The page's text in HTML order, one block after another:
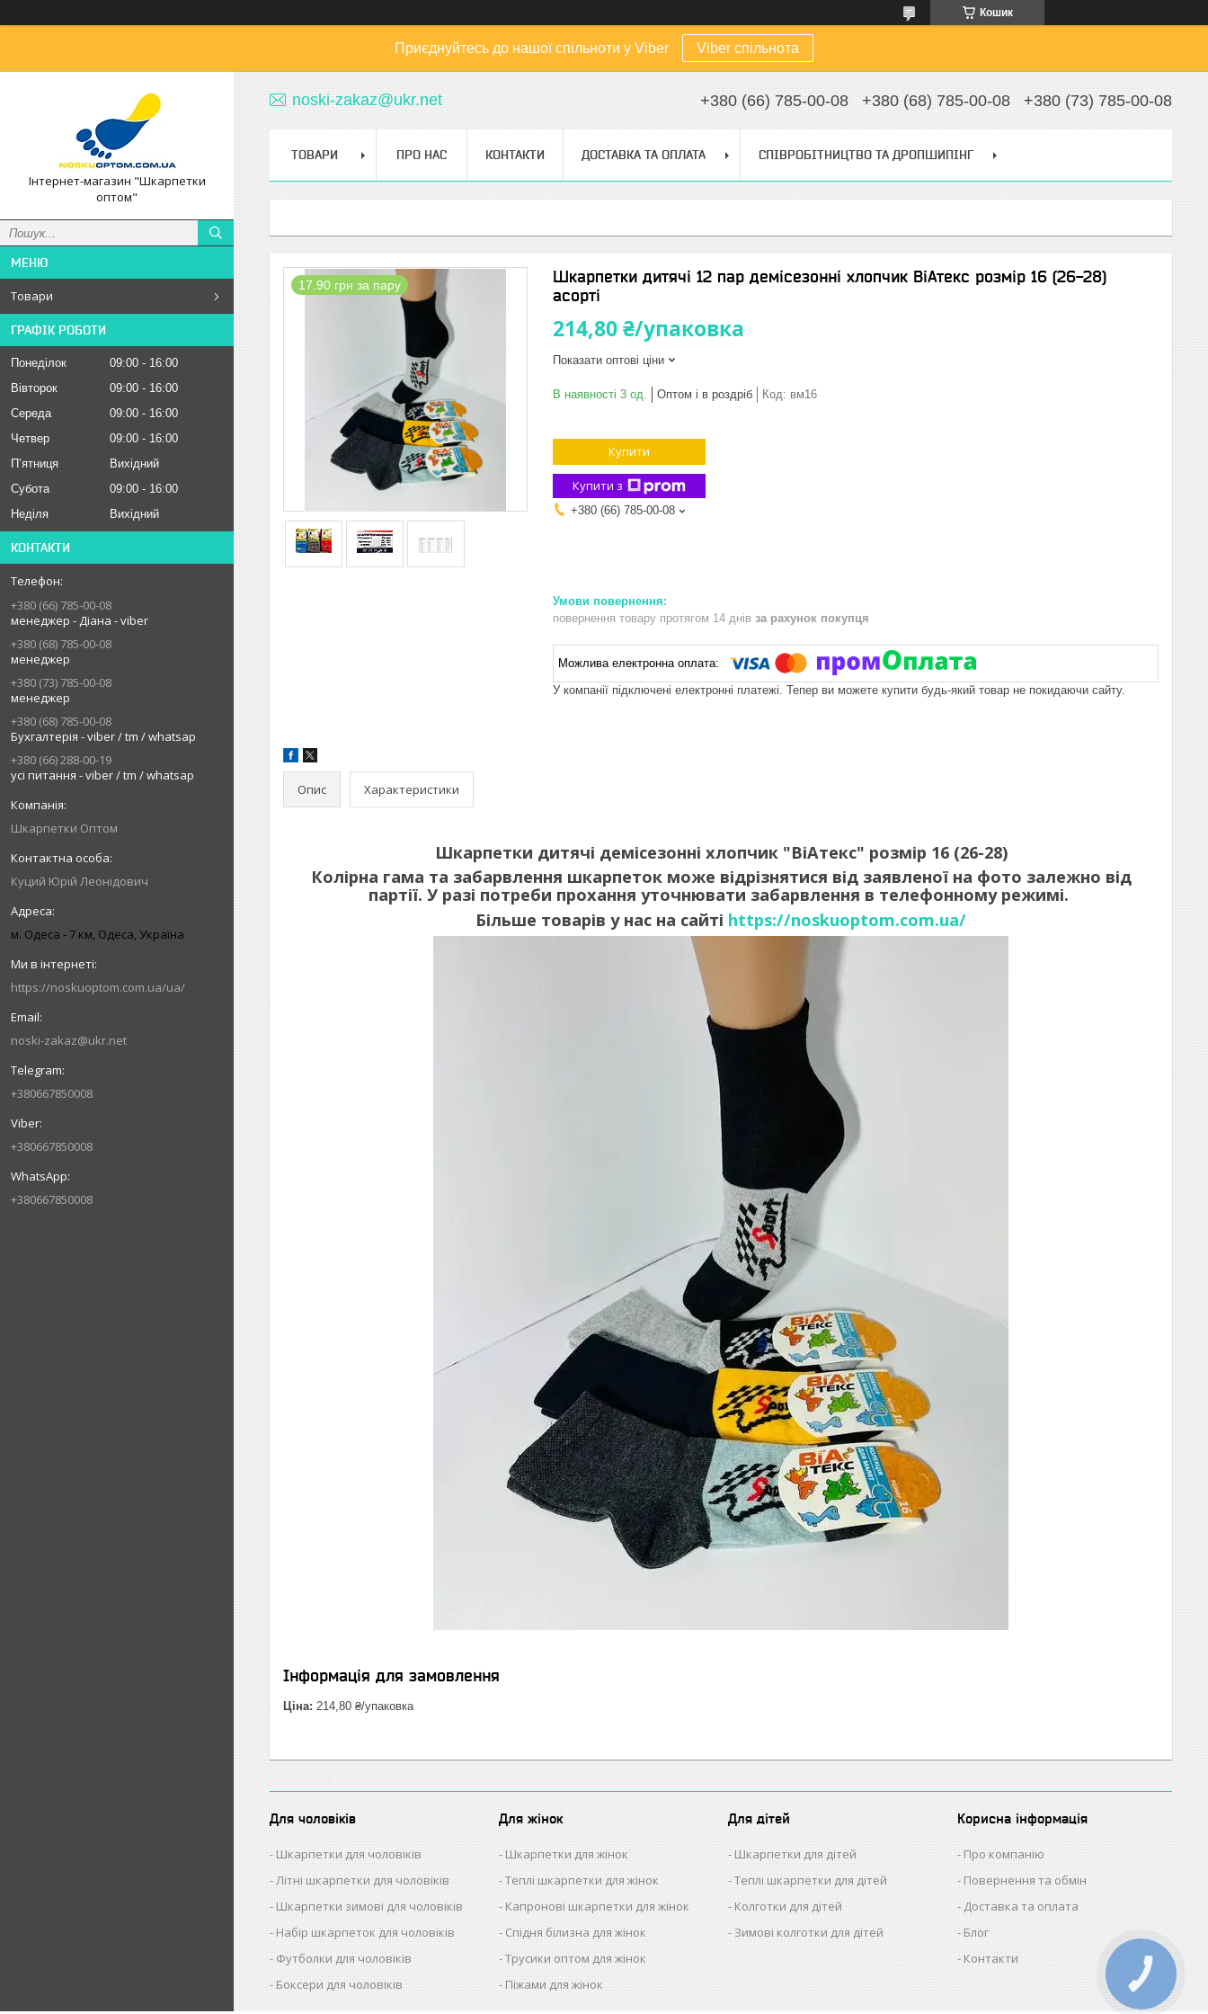
Кошик
Приєднуйтесь до нашої спільноти у Viber Viber спільнота
Інтернет-магазин "Шкарпетки
оптом"
Товари
ГРАФІК РОБОТИ
Понеділок 09:00
16:00
Вівторок
09:00
16:00
Середа
09:00
16:00
Четвер
09:00
16:00
Пʼятниця
Вихідний
Субота
09:00
16:00
Неділя
Вихідний
КОНТАКТИ
+380 (66) 785-00-08
менеджер - Діана - viber
+380 (68) 785-00-08
менеджер
+380 (73) 785-00-08
менеджер
+380 (68) 785-00-08
Бухгалтерія - viber / tm / whatsap
+380 (66) 288-00-19
усі питання - viber / tm / whatsap
Шкарпетки Оптом
Куций Юрій Леонідович
м. Одеса - 7 км, Одеса, Україна
https://noskuoptom.com.ua/ua/
noski-zakaz@ukr.net
+380667850008
+380667850008
+380667850008
noski-zakaz@ukr.net +380 (66) 785-00-08 +380 (68) 785-00-08 +380 (73) 785-00-08
ТОВАРИ ПРО НАС КОНТАКТИ ДОСТАВКА ТА ОПЛАТА СПІВРОБІТНИЦТВО ТА ДРОПШИПІНГ
17.90 грн за пару
Шкарпетки дитячі 12 пар демісезонні хлопчик ВіАтекс розмір 16 (26-28)
асорті
214,80 ₴/упаковка
Показати оптові ціни
В наявності 3 од. Оптом і в роздріб Код: вм16
Купити
Купити з
+380 (66) 785-00-08
повернення товару протягом 14 днів за рахунок покупця
У компанії підключені електронні платежі. Тепер ви можете купити будь-який товар не покидаючи сайту.
Опис Характеристики
Шкарпетки дитячі демісезонні хлопчик "ВіАтекс" розмір 16 (26-28)
Колірна гама та забарвлення шкарпеток може відрізнятися від заявленої на фото залежно від
партії. У разі потреби прохання уточнювати забарвлення в телефонному режимі.
Більше товарів у нас на сайті https://noskuoptom.com.ua/
Інформація для замовлення
Ціна: 214,80 ₴/упаковка
Для чоловіків
Шкарпетки для чоловіків
Літні шкарпетки для чоловіків
Шкарпетки зимові для чоловіків
Набір шкарпеток для чоловіків
Футболки для чоловіків
Боксери для чоловіків
Для жінок
Шкарпетки для жінок
Теплі шкарпетки для жінок
Капронові шкарпетки для жінок
Спідня білизна для жінок
Трусики оптом для жінок
Піжами для жінок
Для дітей
Шкарпетки для дітей
Теплі шкарпетки для дітей
Колготки для дітей
Зимові колготки для дітей
Корисна інформація
Про компанію
Повернення та обмін
Доставка та оплата
Блог
Контакти
КНОПКА
ЗВ'ЯЗКУ